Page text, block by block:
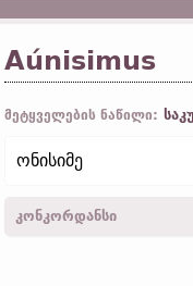
Aúnisimus
მეტყველების ნაწილი:
ონისიმე
კონკორდანსი